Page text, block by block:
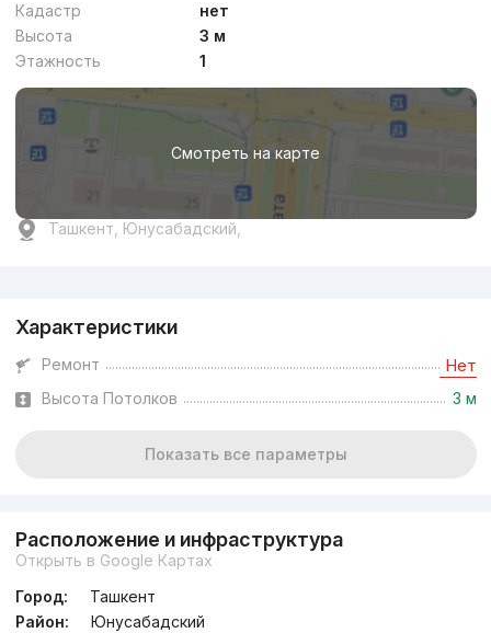
Кадастр
нет
Высота
3 м
Этажность
1
Смотреть на карте
Ташкент, Юнусабадский,
Характеристики
Ремонт Нет
Высота Потолков 3 м
Показать все параметры
Расположение и инфраструктура
Открыть в Google Картах
Город:
Ташкент
Район:
Юнусабадский